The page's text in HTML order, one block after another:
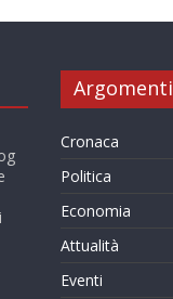
Argomenti
Cronaca
Politica
Economia
Attualità
Eventi